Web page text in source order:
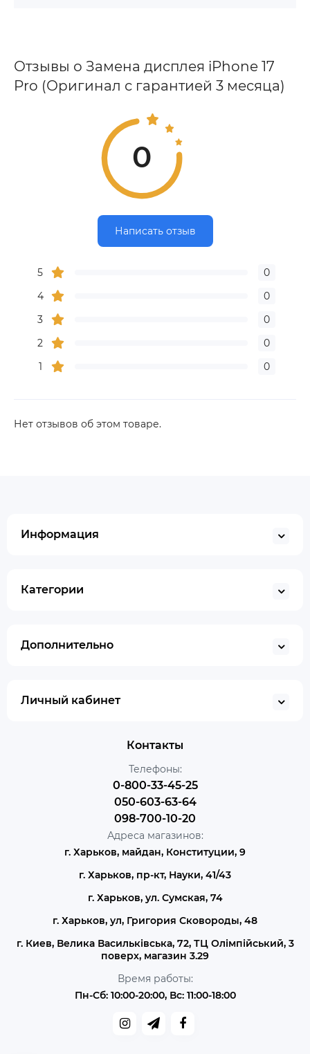
Отзывы о Замена дисплея iPhone 17
Pro (Оригинал с гарантией 3 месяца)
0
Написать отзыв
5
0
4
0
3
0
2
0
1
0
Нет отзывов об этом товаре.
Информация
Категории
Дополнительно
Личный кабинет
Контакты
Телефоны:
0-800-33-45-25
050-603-63-64
098-700-10-20
Адреса магазинов:
г. Харьков, майдан, Конституции, 9
г. Харьков, пр-кт, Науки, 41/43
г. Харьков, ул. Сумская, 74
г. Харьков, ул, Григория Сковороды, 48
г. Киев, Велика Васильківська, 72, ТЦ Олімпійський, 3
поверх, магазин 3.29
Время работы:
Пн-Сб: 10:00-20:00, Вс: 11:00-18:00